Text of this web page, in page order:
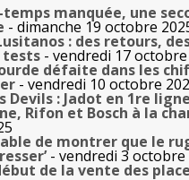
manquée, une
- dimanche 19 octobre
: des retours,
tests - vendredi 17 octobre
défaite dans les
- vendredi 10 octobre
Devils : Jadot en 1re
Rifon et Bosch à la
de montrer que le
- vendredi 3 octobre
de la vente des